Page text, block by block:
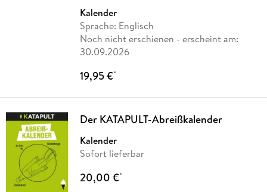
Kalender
Sprache: Englisch
Noch nicht erschienen - erscheint am:
30.09.2026
19,95 €*
Der KATAPULT-Abreißkalender
Kalender
Sofort lieferbar
20,00 €*